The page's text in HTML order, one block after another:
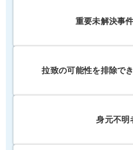
重要未解決事
拉致の可能性を排除で
身元不明